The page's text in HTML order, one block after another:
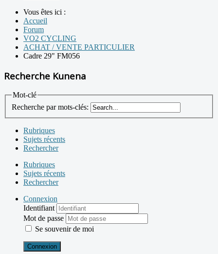
Vous êtes ici :
Accueil
Forum
VO2 CYCLING
ACHAT / VENTE PARTICULIER
Cadre 29" FM056
Recherche Kunena
Mot-clé
Recherche par mots-clés:
Rubriques
Sujets récents
Rechercher
Rubriques
Sujets récents
Rechercher
Connexion
Identifiant
Mot de passe
Se souvenir de moi
Connexion